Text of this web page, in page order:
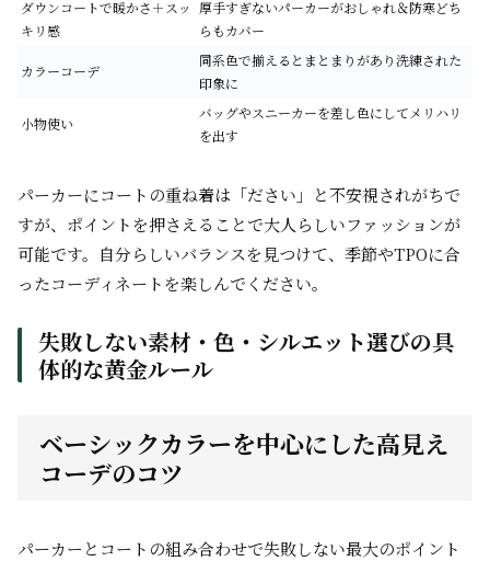
ダウンコートで暖かさ＋スッ
キリ感
厚手すぎないパーカーがおしゃれ＆防寒どち
らもカバー
カラーコーデ
同系色で揃えるとまとまりがあり洗練された
印象に
小物使い
バッグやスニーカーを差し色にしてメリハリ
を出す
パーカーにコートの重ね着は「ださい」と不安視されがちで
すが、ポイントを押さえることで大人らしいファッションが
可能です。自分らしいバランスを見つけて、季節やTPOに合
ったコーディネートを楽しんでください。
失敗しない素材・色・シルエット選びの具
体的な黄金ルール
ベーシックカラーを中心にした高見え
コーデのコツ
パーカーとコートの組み合わせで失敗しない最大のポイント